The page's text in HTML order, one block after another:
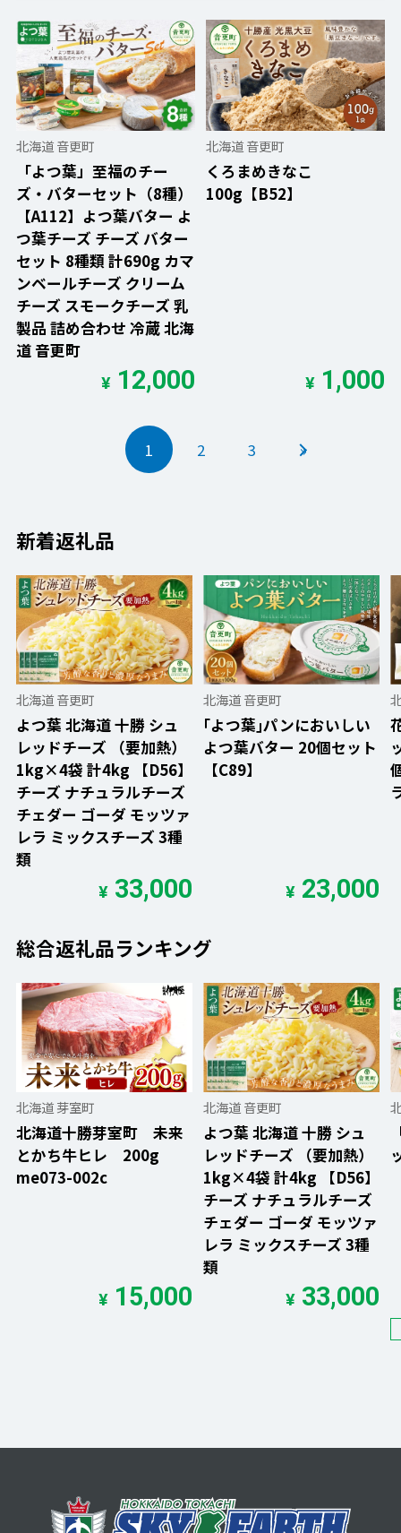
北海道 音更町
「よつ葉」至福のチー
ズ・バターセット（8種）
【A112】よつ葉バター よ
つ葉チーズ チーズ バター
セット 8種類 計690g カマ
ンベールチーズ クリーム
チーズ スモークチーズ 乳
製品 詰め合わせ 冷蔵 北海
道 音更町
¥12,000
北海道 音更町
くろまめきなこ
100g【B52】
¥1,000
1 2 3 »
新着返礼品
北海道 音更町
よつ葉 北海道 十勝 シュ
レッドチーズ （要加熱）
1kg×4袋 計4kg 【D56】
チーズ ナチュラルチーズ
チェダー ゴーダ モッツァ
レラ ミックスチーズ 3種
類
¥ 33,000
北海道 音更町
｢よつ葉｣パンにおいしい
よつ葉バター 20個セット
【C89】
¥ 23,000
総合返礼品ランキング
北海道 芽室町
北海道十勝芽室町 未来
とかち牛ヒレ 200g
me073-002c
¥ 15,000
北海道 音更町
よつ葉 北海道 十勝 シュ
レッドチーズ （要加熱）
1kg×4袋 計4kg 【D56】
チーズ ナチュラルチーズ
チェダー ゴーダ モッツァ
レラ ミックスチーズ 3種
類
¥ 33,000